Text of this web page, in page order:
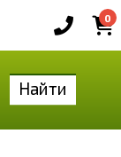
0
Найти